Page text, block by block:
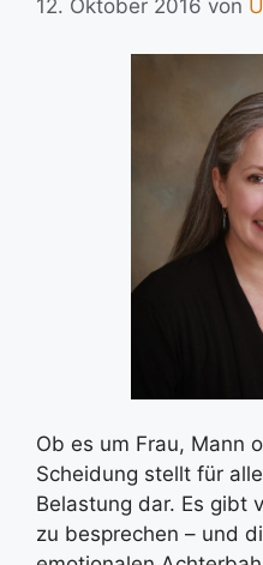
12. Oktober 2016 von
Ob es um Frau, Mann
Scheidung stellt für
Belastung dar. Es gibt
zu besprechen – und